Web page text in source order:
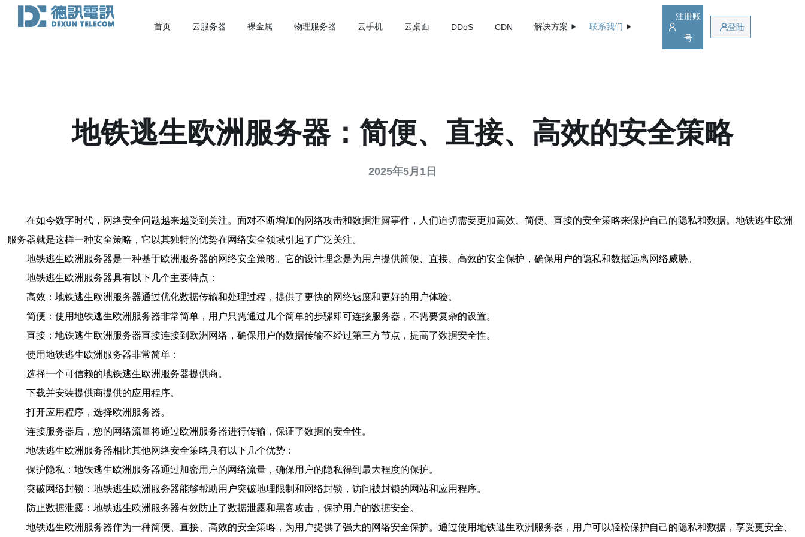
首页 云服务器 裸金属 物理服务器 云手机 云桌面 DDoS CDN 解决方案 联系我们
注册账
号
登陆
地铁逃生欧洲服务器：简便、直接、高效的安全策略
2025年5月1日
在如今数字时代，网络安全问题越来越受到关注。面对不断增加的网络攻击和数据泄露事件，人们迫切需要更加高效、简便、直接的安全策略来保护自己的隐私和数据。地铁逃生欧洲
服务器就是这样一种安全策略，它以其独特的优势在网络安全领域引起了广泛关注。
地铁逃生欧洲服务器是一种基于欧洲服务器的网络安全策略。它的设计理念是为用户提供简便、直接、高效的安全保护，确保用户的隐私和数据远离网络威胁。
地铁逃生欧洲服务器具有以下几个主要特点：
高效：地铁逃生欧洲服务器通过优化数据传输和处理过程，提供了更快的网络速度和更好的用户体验。
简便：使用地铁逃生欧洲服务器非常简单，用户只需通过几个简单的步骤即可连接服务器，不需要复杂的设置。
直接：地铁逃生欧洲服务器直接连接到欧洲网络，确保用户的数据传输不经过第三方节点，提高了数据安全性。
使用地铁逃生欧洲服务器非常简单：
选择一个可信赖的地铁逃生欧洲服务器提供商。
下载并安装提供商提供的应用程序。
打开应用程序，选择欧洲服务器。
连接服务器后，您的网络流量将通过欧洲服务器进行传输，保证了数据的安全性。
地铁逃生欧洲服务器相比其他网络安全策略具有以下几个优势：
保护隐私：地铁逃生欧洲服务器通过加密用户的网络流量，确保用户的隐私得到最大程度的保护。
突破网络封锁：地铁逃生欧洲服务器能够帮助用户突破地理限制和网络封锁，访问被封锁的网站和应用程序。
防止数据泄露：地铁逃生欧洲服务器有效防止了数据泄露和黑客攻击，保护用户的数据安全。
地铁逃生欧洲服务器作为一种简便、直接、高效的安全策略，为用户提供了强大的网络安全保护。通过使用地铁逃生欧洲服务器，用户可以轻松保护自己的隐私和数据，享受更安全、